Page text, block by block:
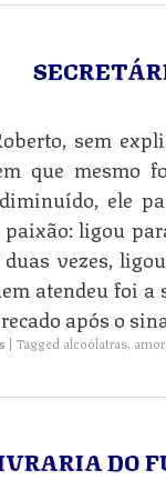
sem
que mesmo
ele
ligou
vezes,
atendeu foi
após o
| Tagged alcoólatras, amor
DO